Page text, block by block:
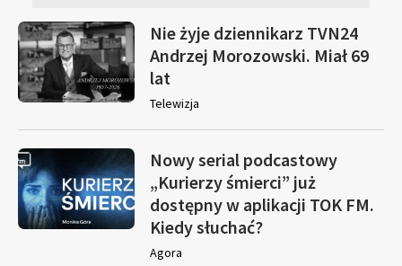
Nie żyje dziennikarz TVN24
Andrzej Morozowski. Miał 69
lat
Telewizja
Nowy serial podcastowy
„Kurierzy śmierci” już
dostępny w aplikacji TOK FM.
Kiedy słuchać?
Agora